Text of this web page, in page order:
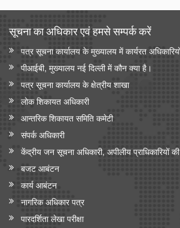
सूचना का अधिकार एवं हमसे सम्‍पर्क करें
पत्र सूचना कार्यालय के मुख्यालय में कार्यरत
पीआईबी, मुख्यालय नई दिल्ली में कौन क्या है।
पत्र सूचना कार्यालय के क्षेत्रीय शाखा
लोक शिकायत अधिकारी
आन्‍तरिक शिकायत समिति कमेटी
संपर्क अधिकारी
केंद्रीय जन सूचना अधिकारी, अपीलीय प्राधिकारियों
बजट आबंटन
कार्य आबंटन
नागरिक अधिकार पत्र
पारदर्शिता लेखा परीक्षा